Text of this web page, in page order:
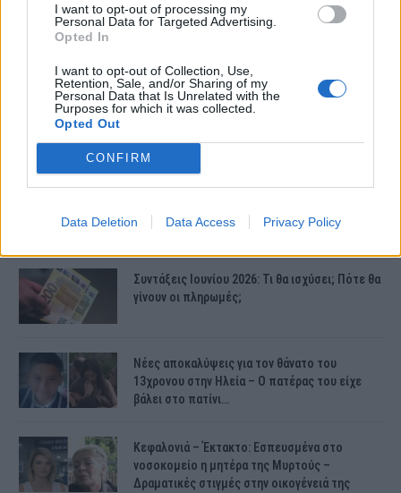
I want to opt-out of processing my
Personal Data for Targeted Advertising.
Opted In
I want to opt-out of Collection, Use,
Retention, Sale, and/or Sharing of my
Personal Data that Is Unrelated with the
Purposes for which it was collected.
Opted Out
CONFIRM
Data Deletion Data Access Privacy Policy
ΤΕΛΕΥΤΑΙΕΣ ΕΙΔΗΣΕΙΣ
Συντάξεις Ιουνίου 2026: Τι θα ισχύσει; Πότε θα
γίνουν οι πληρωμές;
Νέες αποκαλύψεις για τον θάνατο του
13χρονου στην Ηλεία – Ο πατέρας του είχε
βάλει στο πατίνι…
Κεφαλονιά – Έκτακτο: Εσπευσμένα στο
νοσοκομείο η μητέρα της Μυρτούς –
Δραματικές στιγμές στην οικογένειά της